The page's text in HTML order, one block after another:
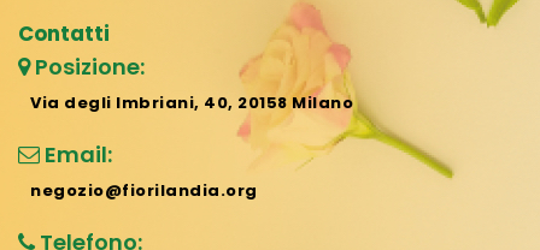
Contatti
Posizione:
Via degli Imbriani, 40, 20158 Milano
Email:
negozio@fiorilandia.org
Telefono: